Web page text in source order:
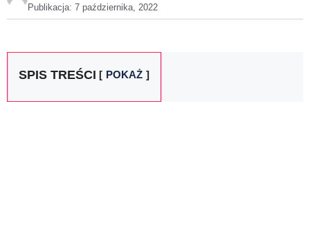
Publikacja: 7 października, 2022
SPIS TREŚCI POKAŻ